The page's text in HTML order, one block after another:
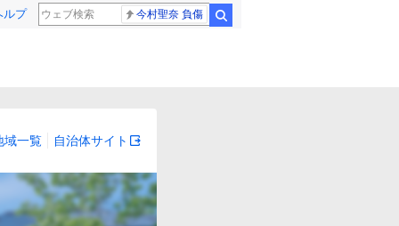
ルプ 今村聖奈 負傷
域一覧 自治体サイト